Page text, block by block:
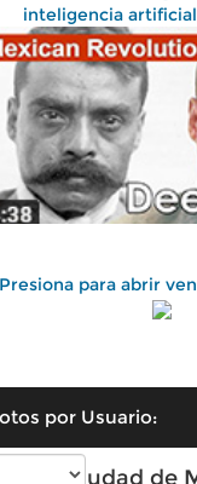
inteligencia
Presiona para abrir
por Usuario:
de Ciudad de